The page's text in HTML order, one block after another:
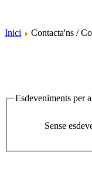
Inici
Contacta'ns /
Esdeveniments per
Sense